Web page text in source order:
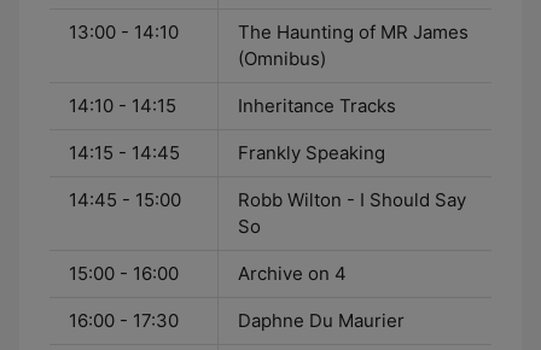
13:00 - 14:10
The Haunting of MR James
(Omnibus)
14:10 - 14:15 Inheritance Tracks
14:15 - 14:45 Frankly Speaking
14:45 - 15:00
Robb Wilton - I Should Say
So
15:00 - 16:00 Archive on 4
16:00 - 17:30 Daphne Du Maurier